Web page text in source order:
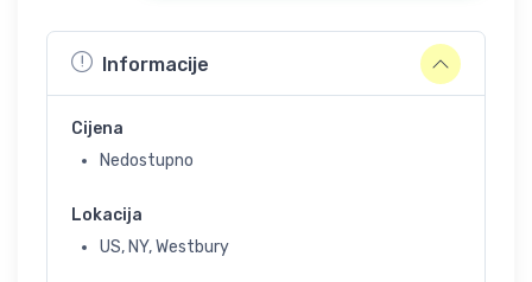
Informacije
Cijena
Nedostupno
Lokacija
US, NY, Westbury